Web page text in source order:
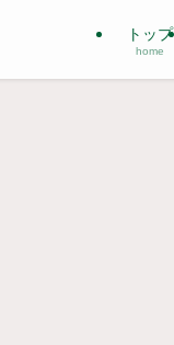
トップ
home